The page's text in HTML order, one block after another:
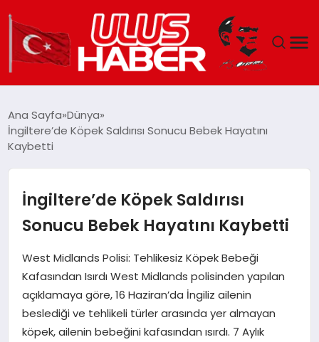
DÜNYA
SIYASET
TEKNOLOJI
EĞITIM
MAGAZIN
Ana Sayfa Dünya
İngiltere’de Köpek Saldırısı Sonucu Bebek Hayatını
Kaybetti
İngiltere’de Köpek Saldırısı
Sonucu Bebek Hayatını Kaybetti
West Midlands Polisi: Tehlikesiz Köpek Bebeği
Kafasından Isırdı West Midlands polisinden yapılan
açıklamaya göre, 16 Haziran’da İngiliz ailenin
beslediği ve tehlikeli türler arasında yer almayan
köpek, ailenin bebeğini kafasından ısırdı. 7 Aylık